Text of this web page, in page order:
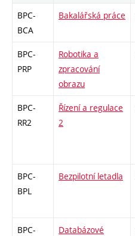
BPC-
BCA
Bakalářská práce
BPC-
PRP
Robotika a
zpracování
obrazu
BPC-
RR2
Řízení a regulace
2
BPC-
BPL
Bezpilotní letadla
BPC-
Databázové